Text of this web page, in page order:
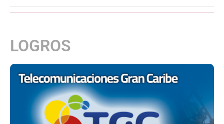
LOGROS